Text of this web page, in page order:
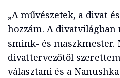
„A művészetek, a divat
hozzám. A divatvilágban
smink- és
divattervezőtől
választani és a